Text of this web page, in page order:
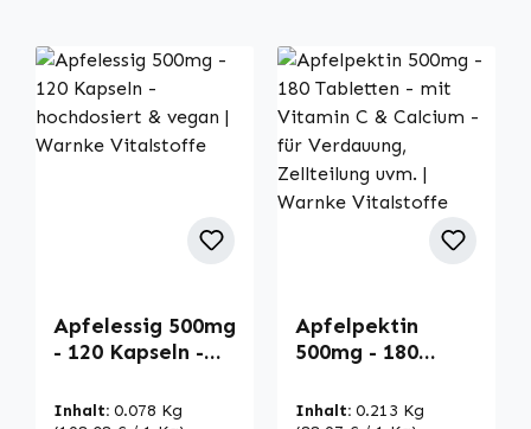
Apfelessig 500mg
- 120 Kapseln -
vegan | Warnke
Inhalt: 0.078 Kg
Apfelpektin
500mg - 180
Vitamin C &
Inhalt: 0.213 Kg